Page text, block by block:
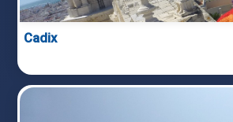
Cadix